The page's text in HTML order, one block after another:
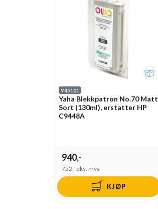
Y45101
Yaha Blekkpatron No.70 Matt
Sort (130ml), erstatter HP
C9448A
940,-
752,- eks. mva
KJØP